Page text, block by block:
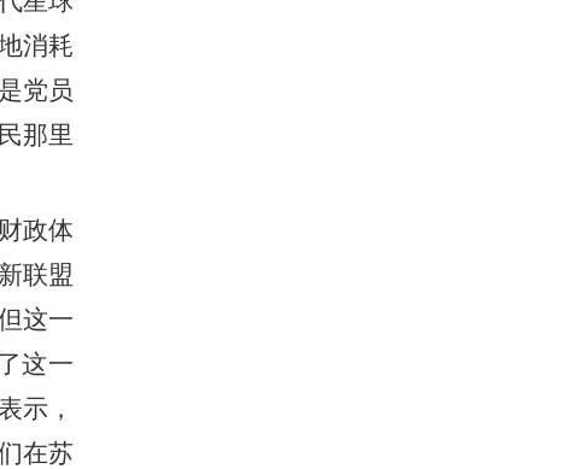
消耗
党员
那里
财政体
联盟
这一
这一
示，
在苏